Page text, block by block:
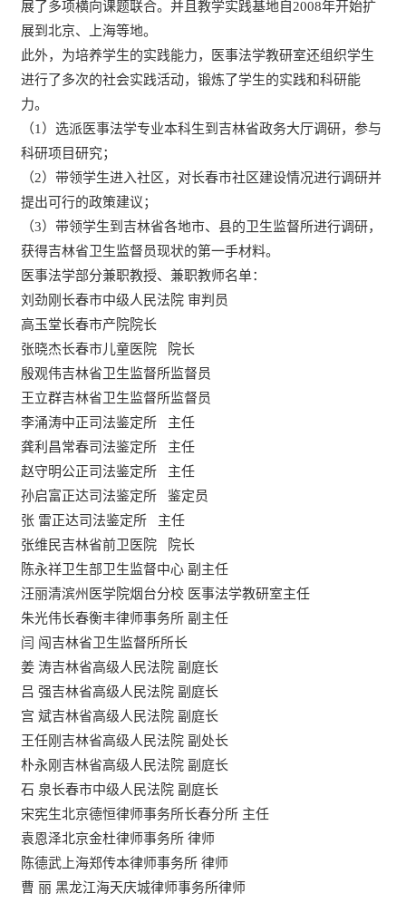
展了多项横向课题联合。并且教学实践基地自2008年开始扩
展到北京、上海等地。
此外，为培养学生的实践能力，医事法学教研室还组织学生
进行了多次的社会实践活动，锻炼了学生的实践和科研能
力。
（1）选派医事法学专业本科生到吉林省政务大厅调研，参与
科研项目研究；
（2）带领学生进入社区，对长春市社区建设情况进行调研并
提出可行的政策建议；
（3）带领学生到吉林省各地市、县的卫生监督所进行调研，
获得吉林省卫生监督员现状的第一手材料。
医事法学部分兼职教授、兼职教师名单：
刘劲刚长春市中级人民法院 审判员
高玉堂长春市产院院长
张晓杰长春市儿童医院 院长
殷观伟吉林省卫生监督所监督员
王立群吉林省卫生监督所监督员
李涌涛中正司法鉴定所 主任
龚利昌常春司法鉴定所 主任
赵守明公正司法鉴定所 主任
孙启富正达司法鉴定所 鉴定员
张 雷正达司法鉴定所 主任
张维民吉林省前卫医院 院长
陈永祥卫生部卫生监督中心 副主任
汪丽清滨州医学院烟台分校 医事法学教研室主任
朱光伟长春衡丰律师事务所 副主任
闫 闯吉林省卫生监督所所长
姜 涛吉林省高级人民法院 副庭长
吕 强吉林省高级人民法院 副庭长
宫 斌吉林省高级人民法院 副庭长
王任刚吉林省高级人民法院 副处长
朴永刚吉林省高级人民法院 副庭长
石 泉长春市中级人民法院 副庭长
宋宪生北京德恒律师事务所长春分所 主任
袁恩泽北京金杜律师事务所 律师
陈德武上海郑传本律师事务所 律师
曹 丽 黑龙江海天庆城律师事务所律师